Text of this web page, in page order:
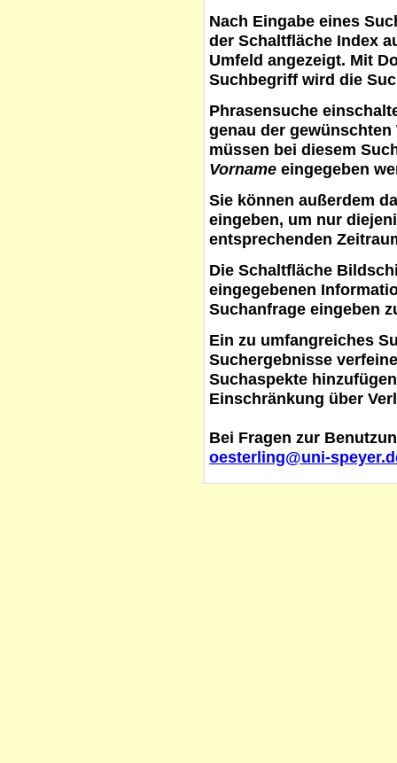
Nach Eingabe eines
der Schaltfläche Index
Umfeld angezeigt. Mit
Suchbegriff wird die
Phrasensuche
genau der
müssen bei diesem
Vorname eingegeben
Sie können außerdem
eingeben, um nur
entsprechenden
Die Schaltfläche
eingegebenen
Suchanfrage eingeben
Ein zu umfangreiches
Suchergebnisse
Suchaspekte
Einschränkung über
Bei Fragen zur
oesterling@uni-